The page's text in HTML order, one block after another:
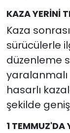
KAZA YERİNİ
Kaza
sürücülerle
düzenleme
hasarlı
şekilde
1 TEMMUZ'DA